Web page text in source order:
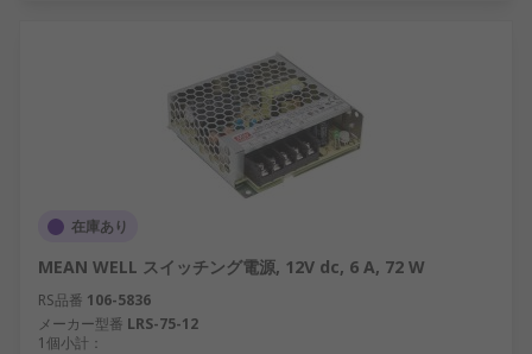
在庫あり
MEAN WELL スイッチング電源, 12V dc, 6 A, 72 W
RS品番 106-5836
メーカー型番 LRS-75-12
1個小計：